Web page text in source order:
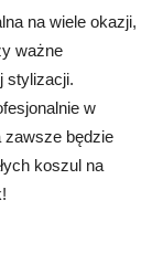
na wiele okazji,
ważne
stylizacji.
w
zawsze będzie
koszul na